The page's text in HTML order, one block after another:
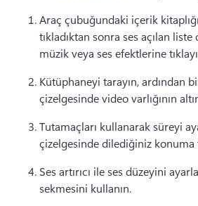
Araç çubuğundaki içerik
tıkladıktan sonra ses açılan
müzik veya ses efektlerine
Kütüphaneyi tarayın, ardından
çizelgesinde video varlığının
Tutamaçları kullanarak süreyi
çizelgesinde dilediğiniz konuma
Ses artırıcı ile ses düzeyini
sekmesini kullanın.